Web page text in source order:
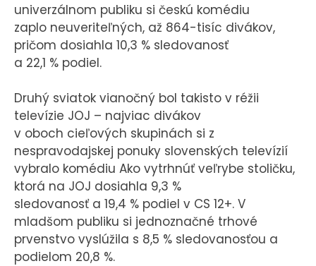
univerzálnom publiku si českú komédiu
zaplo neuveriteľných, až 864-tisíc divákov,
pričom dosiahla 10,3 % sledovanosť
a 22,1 % podiel.
Druhý sviatok vianočný bol takisto v réžii
televízie JOJ – najviac divákov
v oboch cieľových skupinách si z
nespravodajskej ponuky slovenských televízií
vybralo komédiu Ako vytrhnúť veľrybe stoličku,
ktorá na JOJ dosiahla 9,3 %
sledovanosť a 19,4 % podiel v CS 12+. V
mladšom publiku si jednoznačné trhové
prvenstvo vyslúžila s 8,5 % sledovanosťou a
podielom 20,8 %.